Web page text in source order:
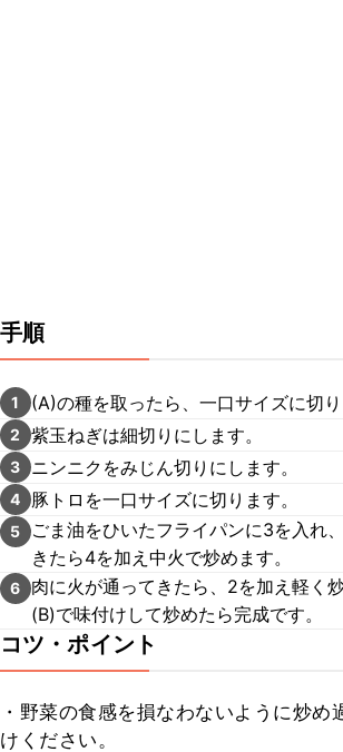
手順
1 (A)の種を取ったら、一口サイズに切り
2 紫玉ねぎは細切りにします。
3 ニンニクをみじん切りにします。
4 豚トロを一口サイズに切ります。
5
ごま油をひいたフライパンに3を入れ
きたら4を加え中火で炒めます。
6
肉に火が通ってきたら、2を加え軽く炒
(B)で味付けして炒めたら完成です。
コツ・ポイント
・野菜の食感を損なわないように炒め
けください。